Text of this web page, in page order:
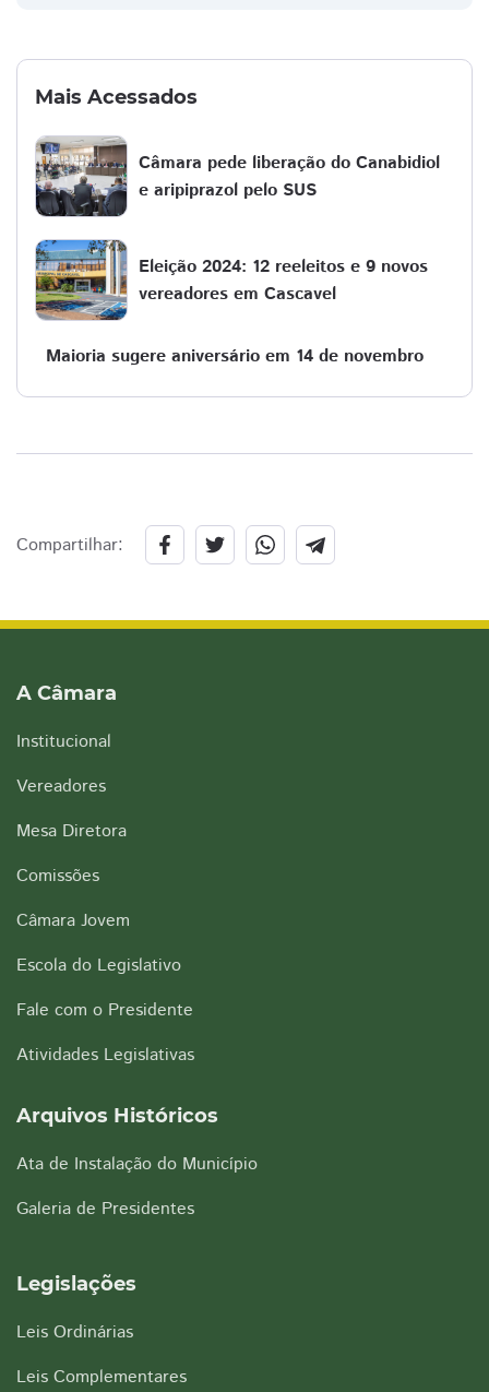
Mais Acessados
​​Câmara pede liberação do Canabidiol
e aripiprazol pelo SUS
Eleição 2024: 12 reeleitos e 9 novos
vereadores em Cascavel
Maioria sugere aniversário em 14 de novembro
Compartilhar:
A Câmara
Institucional
Vereadores
Mesa Diretora
Comissões
Câmara Jovem
Escola do Legislativo
Fale com o Presidente
Atividades Legislativas
Arquivos Históricos
Ata de Instalação do Município
Galeria de Presidentes
Legislações
Leis Ordinárias
Leis Complementares